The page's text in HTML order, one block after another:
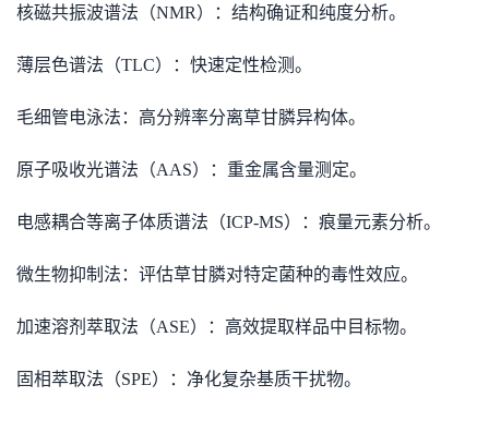
核磁共振波谱法（NMR）：结构确证和纯度分析。
薄层色谱法（TLC）：快速定性检测。
毛细管电泳法：高分辨率分离草甘膦异构体。
原子吸收光谱法（AAS）：重金属含量测定。
电感耦合等离子体质谱法（ICP-MS）：痕量元素分析。
微生物抑制法：评估草甘膦对特定菌种的毒性效应。
加速溶剂萃取法（ASE）：高效提取样品中目标物。
固相萃取法（SPE）：净化复杂基质干扰物。